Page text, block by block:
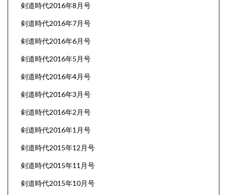
剣道時代2016年8月号
剣道時代2016年7月号
剣道時代2016年6月号
剣道時代2016年5月号
剣道時代2016年4月号
剣道時代2016年3月号
剣道時代2016年2月号
剣道時代2016年1月号
剣道時代2015年12月号
剣道時代2015年11月号
剣道時代2015年10月号